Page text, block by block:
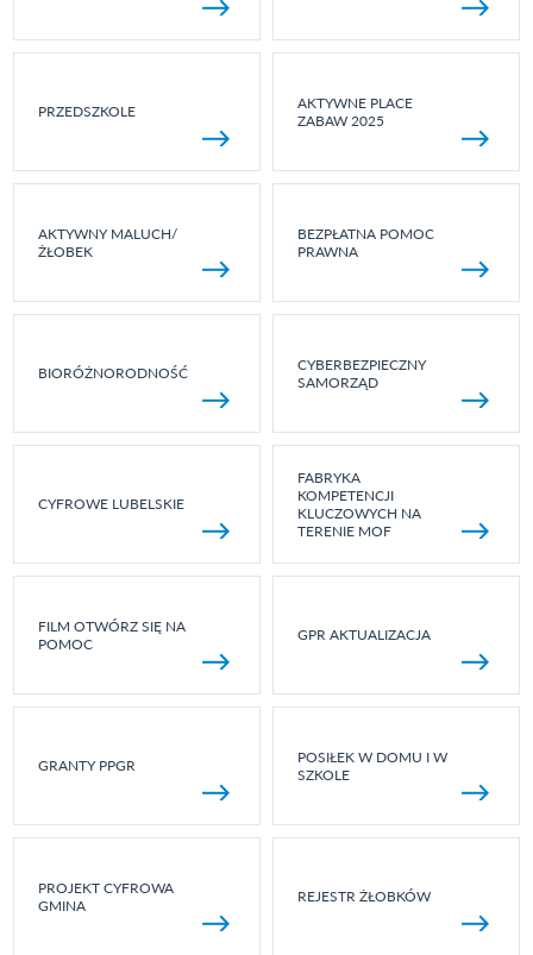
PRZEDSZKOLE
AKTYWNE PLACE
ZABAW 2025
AKTYWNY MALUCH/
ŻŁOBEK
BEZPŁATNA POMOC
PRAWNA
BIORÓŻNORODNOŚĆ
CYBERBEZPIECZNY
SAMORZĄD
CYFROWE LUBELSKIE
FABRYKA
KOMPETENCJI
KLUCZOWYCH NA
TERENIE MOF
FILM OTWÓRZ SIĘ NA
POMOC
GPR AKTUALIZACJA
GRANTY PPGR
POSIŁEK W DOMU I W
SZKOLE
PROJEKT CYFROWA
GMINA
REJESTR ŻŁOBKÓW